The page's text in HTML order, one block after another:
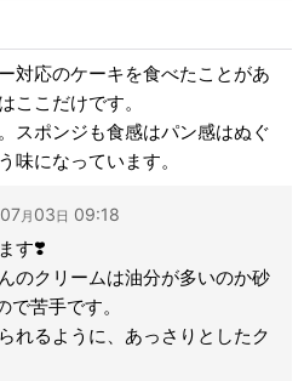
対応のケーキを食べたことがあ
ここだけです。
スポンジも食感はパン感はぬぐ
味になっています。
07月 03日 09:18
す❣️
のクリームは油分が多いのか砂
苦手です。
れるように、あっさりとしたク